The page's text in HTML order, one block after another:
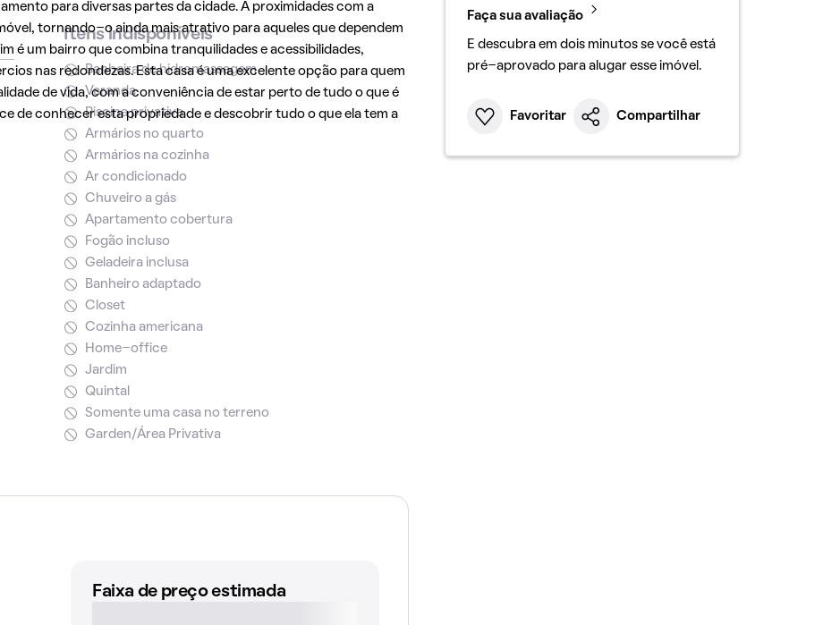
para diversas partes da cidade. A proximidades com a
tornando-o ainda mais atrativo para aqueles que dependem
é um bairro que combina tranquilidades e acessibilidades,
nas redondezas. Esta casa é uma excelente opção para quem
de vida, com a conveniência de estar perto de tudo o que é
de conhecer esta propriedade e descobrir tudo o que ela tem a
Itens indisponíveis
Banheira de hidromassagem
Varanda
Piscina privativa
Armários no quarto
Armários na cozinha
Ar condicionado
Chuveiro a gás
Apartamento cobertura
Fogão incluso
Geladeira inclusa
Banheiro adaptado
Closet
Cozinha americana
Home-office
Jardim
Quintal
Somente uma casa no terreno
Garden/Área Privativa
Faixa de preço estimada
Faça sua avaliação
E descubra em dois minutos se você está
pré-aprovado para alugar esse imóvel.
Favoritar Compartilhar